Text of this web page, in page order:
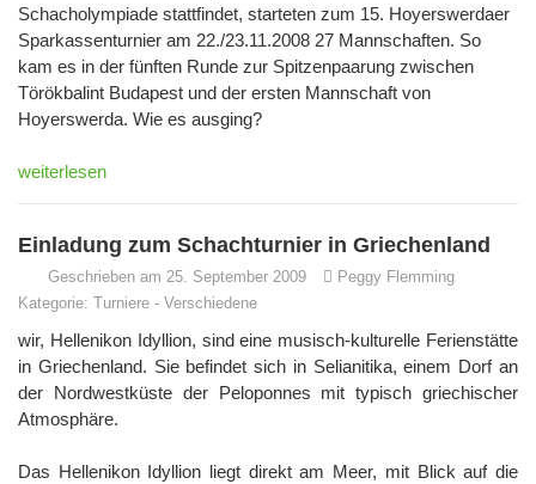
Schacholympiade stattfindet, starteten zum 15. Hoyerswerdaer
Sparkassenturnier am 22./23.11.2008 27 Mannschaften. So
kam es in der fünften Runde zur Spitzenpaarung zwischen
Törökbalint Budapest und der ersten Mannschaft von
Hoyerswerda. Wie es ausging?
weiterlesen
Einladung zum Schachturnier in Griechenland
Geschrieben am 25. September 2009
Peggy Flemming
Kategorie: Turniere - Verschiedene
wir, Hellenikon Idyllion, sind eine musisch-kulturelle Ferienstätte
in Griechenland. Sie befindet sich in Selianitika, einem Dorf an
der Nordwestküste der Peloponnes mit typisch griechischer
Atmosphäre.
Das Hellenikon Idyllion liegt direkt am Meer, mit Blick auf die